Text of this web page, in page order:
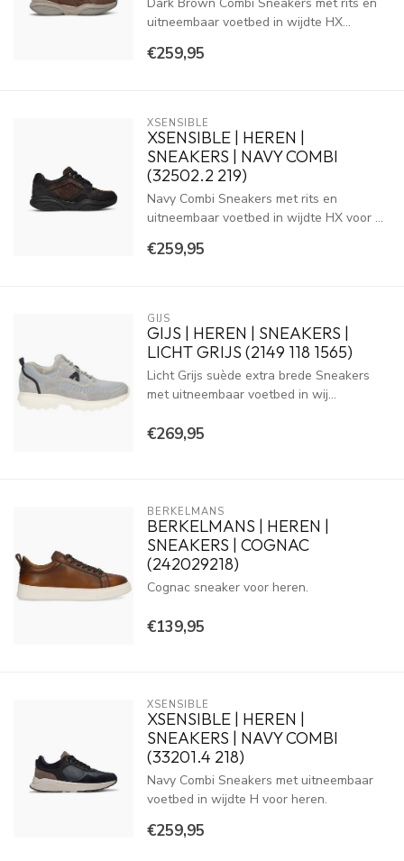
uitneembaar voetbed in wijdte HX...
€259,95
XSENSIBLE
XSENSIBLE | HEREN |
SNEAKERS | NAVY COMBI
(32502.2 219)
Navy Combi Sneakers met rits en
uitneembaar voetbed in wijdte HX voor ...
€259,95
GIJS
GIJS | HEREN | SNEAKERS |
LICHT GRIJS (2149 118 1565)
Licht Grijs suède extra brede Sneakers
met uitneembaar voetbed in wij...
€269,95
BERKELMANS
BERKELMANS | HEREN |
SNEAKERS | COGNAC
(242029218)
Cognac sneaker voor heren.
€139,95
XSENSIBLE
XSENSIBLE | HEREN |
SNEAKERS | NAVY COMBI
(33201.4 218)
Navy Combi Sneakers met uitneembaar
voetbed in wijdte H voor heren.
€259,95